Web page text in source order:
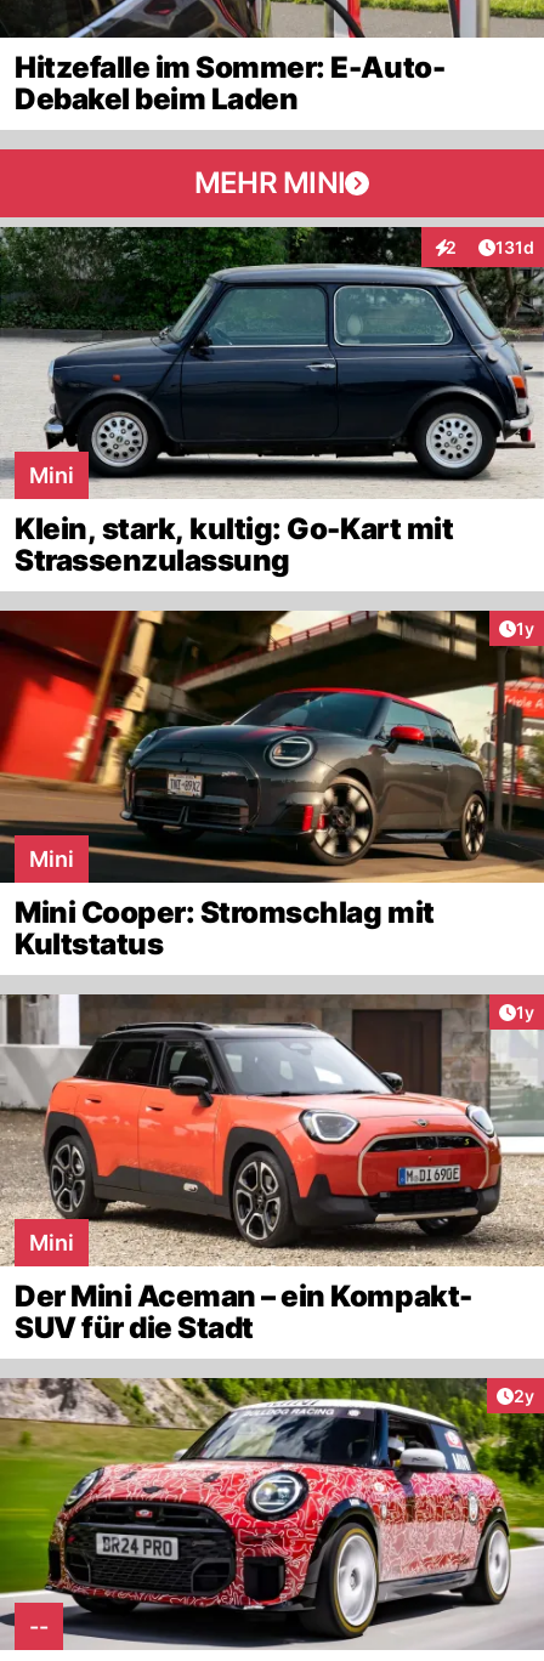
Hitzefalle im Sommer: E-Auto-
Debakel beim Laden
MEHR MINI
2
Interaktionen
131d
Mini
Klein, stark, kultig: Go-Kart mit
Strassenzulassung
1y
Mini
Mini Cooper: Stromschlag mit
Kultstatus
1y
Mini
Der Mini Aceman – ein Kompakt-
SUV für die Stadt
2y
--